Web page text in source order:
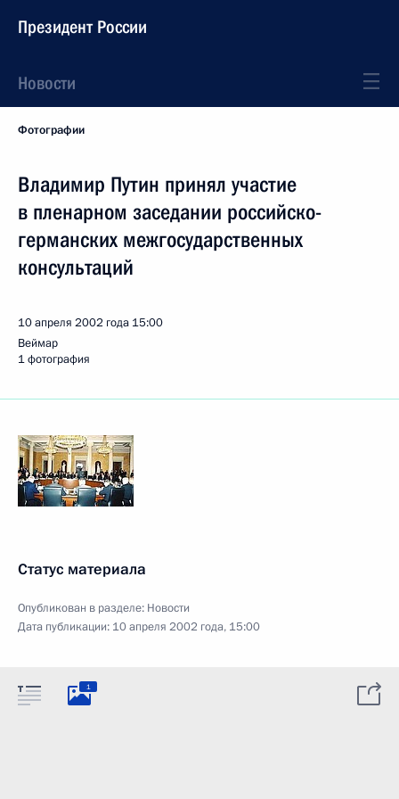
Президент России
Новости
Фотографии
Владимир Путин принял участие
в пленарном заседании российско-
германских межгосударственных
консультаций
10 апреля 2002 года 15:00
Веймар
1 фотография
Статус материала
Опубликован в разделе: Новости
Дата публикации: 10 апреля 2002 года, 15:00
1